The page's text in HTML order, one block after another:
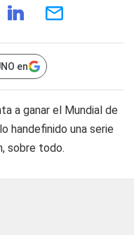
en
a ganar el Mundial de
handefinido una serie
sobre todo.